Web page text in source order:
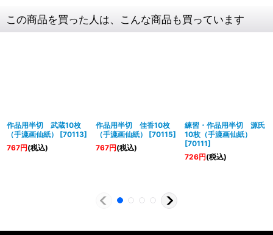
この商品を買った人は、こんな商品も買っています
作品用半切 武蔵10枚
（手漉画仙紙）
[70113]
767円(税込)
作品用半切 佳香10枚
（手漉画仙紙）
[70115]
767円(税込)
練習・作品用半切 源氏
10枚（手漉画仙紙）
[70111]
726円(税込)